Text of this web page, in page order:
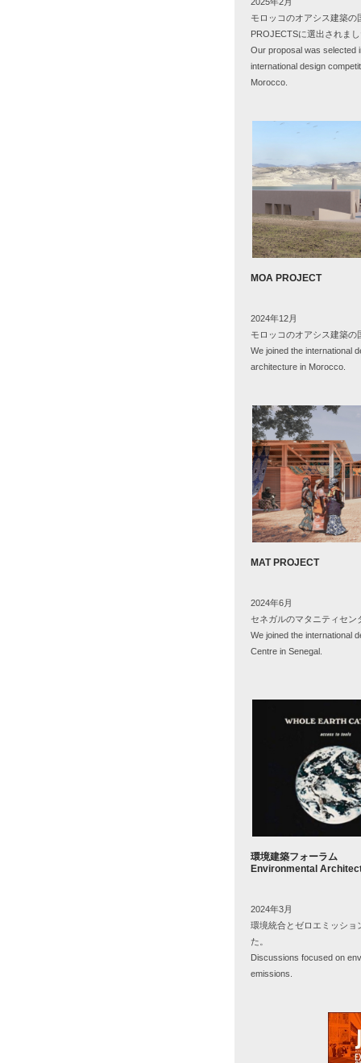
モロッコのオアシス建築の
PROJECTSに選出されま
Our proposal was selected
international design
Morocco.
MOA PROJECT
2024年12月
モロッコのオアシス建築
We joined the international
architecture in Morocco.
MAT PROJECT
2024年6月
セネガルのマタニティセ
We joined the international
Centre in Senegal.
環境建築フォーラム
Environmental
2024年3月
環境統合とゼロエミッショ
た。
Discussions focused on
emissions.